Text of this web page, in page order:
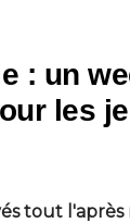
: un
les
tout